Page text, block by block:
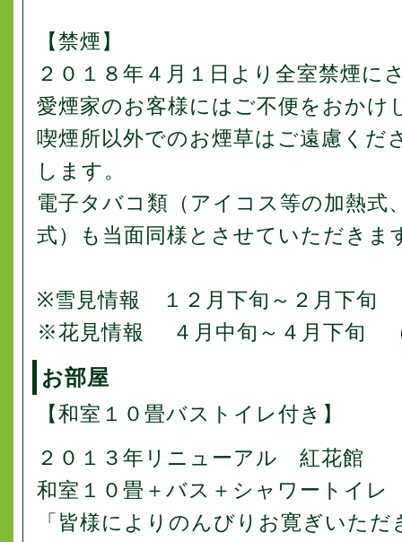
【禁煙】
２０１８年４月１日より全室禁煙に
愛煙家のお客様にはご不便をおかけ
喫煙所以外でのお煙草はご遠慮くだ
します。
電子タバコ類（アイコス等の加熱式
式）も当面同様とさせていただきま
※雪見情報 １２月下旬～２月下旬
※花見情報 ４月中旬～４月下旬
お部屋
【和室１０畳バストイレ付き】
２０１３年リニューアル 紅花館
和室１０畳＋バス＋シャワートイレ
「皆様によりのんびりお寛ぎいた